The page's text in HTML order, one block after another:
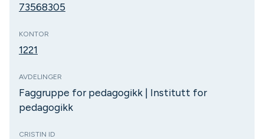
73568305
KONTOR
1221
AVDELINGER
Faggruppe for pedagogikk | Institutt for
pedagogikk
CRISTIN ID